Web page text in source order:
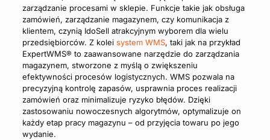
zarządzanie procesami w sklepie. Funkcje takie jak obsługa
zamówień, zarządzanie magazynem, czy komunikacja z
klientem, czynią IdoSell atrakcyjnym wyborem dla wielu
przedsiębiorców. Z kolei system WMS, taki jak na przykład
ExpertWMS® to zaawansowane narzędzie do zarządzania
magazynem, stworzone z myślą o zwiększeniu
efektywności procesów logistycznych. WMS pozwala na
precyzyjną kontrolę zapasów, usprawnia proces realizacji
zamówień oraz minimalizuje ryzyko błędów. Dzięki
zastosowaniu nowoczesnych algorytmów, optymalizuje on
każdy etap pracy magazynu – od przyjęcia towaru po jego
wydanie.